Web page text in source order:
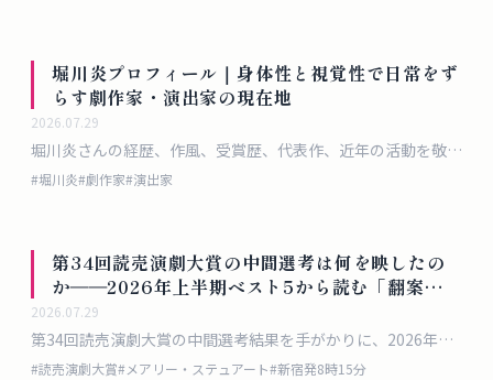
堀川炎プロフィール｜身体性と視覚性で日常をず
らす劇作家・演出家の現在地
2026.07.29
堀川炎さんの経歴、作風、受賞歴、代表作、近年の活動を敬体
で整理したプロフィール記事です。
#堀川炎#劇作家#演出家
第34回読売演劇大賞の中間選考は何を映したの
か――2026年上半期ベスト5から読む「翻案」と
「公共性」の現在地
2026.07.29
第34回読売演劇大賞の中間選考結果を手がかりに、2026年上
半期の日本演劇で何が評価されたのかを検討します。『メアリ
#読売演劇大賞#メアリー・ステュアート#新宿発8時15分